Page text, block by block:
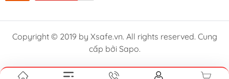
Copyright © 2019 by Xsafe.vn. All rights reserved. Cung
cấp bởi Sapo.